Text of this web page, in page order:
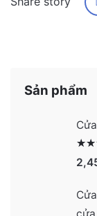
Sản phẩm